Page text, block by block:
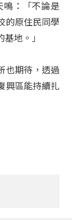
鳴：「不論是
的原住民同學
地。」
也期待，透過
興區能持續扎